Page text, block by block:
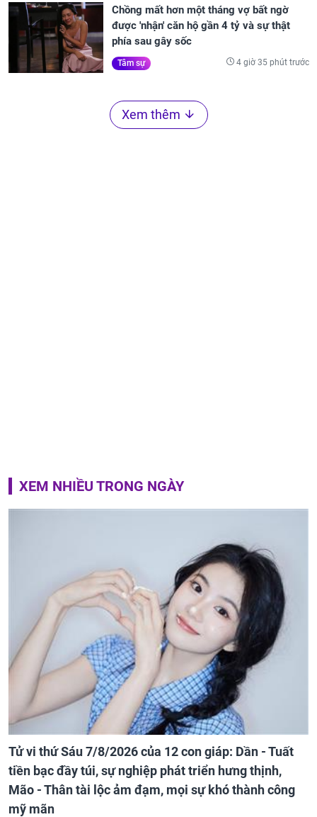
Chồng mất hơn một tháng vợ bất ngờ
được 'nhận' căn hộ gần 4 tỷ và sự thật
phía sau gây sốc
Tâm sự 4 giờ 35 phút trước
Xem thêm
XEM NHIỀU TRONG NGÀY
Tử vi thứ Sáu 7/8/2026 của 12 con giáp: Dần - Tuất
tiền bạc đầy túi, sự nghiệp phát triển hưng thịnh,
Mão - Thân tài lộc ảm đạm, mọi sự khó thành công
mỹ mãn